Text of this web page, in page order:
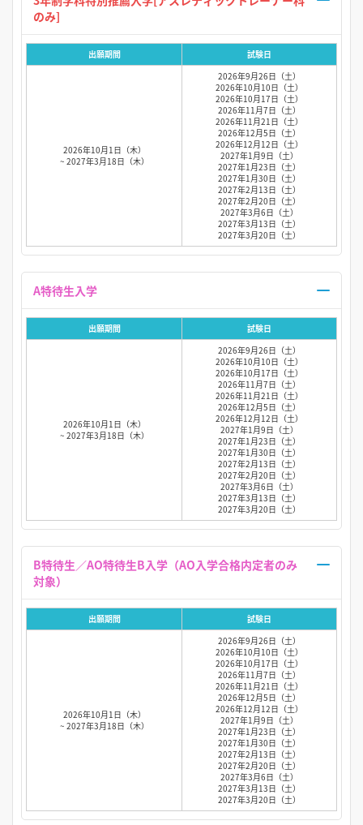
出願期間 試験日
2026年10月1日（木）
~ 2027年3月18日（木）
2026年9月26日（土）
2026年10月10日（土）
2026年10月17日（土）
2026年11月7日（土）
2026年11月21日（土）
2026年12月5日（土）
2026年12月12日（土）
2027年1月9日（土）
2027年1月23日（土）
2027年1月30日（土）
2027年2月13日（土）
2027年2月20日（土）
2027年3月6日（土）
2027年3月13日（土）
2027年3月20日（土）
出願期間 試験日
2026年10月1日（木）
~ 2027年3月18日（木）
2026年9月26日（土）
2026年10月10日（土）
2026年10月17日（土）
2026年11月7日（土）
2026年11月21日（土）
2026年12月5日（土）
2026年12月12日（土）
2027年1月9日（土）
2027年1月23日（土）
2027年1月30日（土）
2027年2月13日（土）
2027年2月20日（土）
2027年3月6日（土）
2027年3月13日（土）
2027年3月20日（土）
B特待生／AO特待生B入学（AO入学合格内定者のみ
出願期間 試験日
2026年10月1日（木）
~ 2027年3月18日（木）
2026年9月26日（土）
2026年10月10日（土）
2026年10月17日（土）
2026年11月7日（土）
2026年11月21日（土）
2026年12月5日（土）
2026年12月12日（土）
2027年1月9日（土）
2027年1月23日（土）
2027年1月30日（土）
2027年2月13日（土）
2027年2月20日（土）
2027年3月6日（土）
2027年3月13日（土）
2027年3月20日（土）